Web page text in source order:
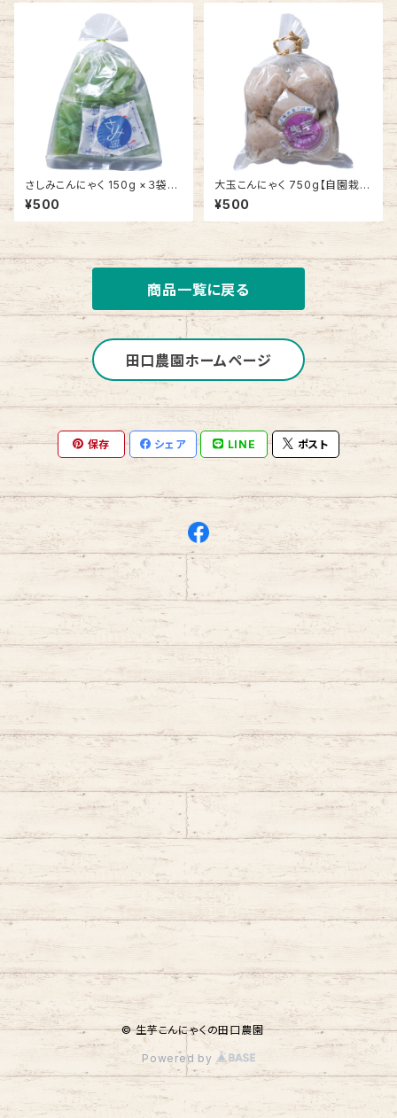
さしみこんにゃく 150g ×３袋
(おさしみ醤油＆酢みそ付き)
【自園栽培 生芋こんにゃく】
¥500
大玉こんにゃく 750g【自園栽
培 生芋こんにゃく】
¥500
商品一覧に戻る
田口農園ホームページ
保存 シェア LINE ポスト
© 生芋こんにゃくの田口農園
Powered by